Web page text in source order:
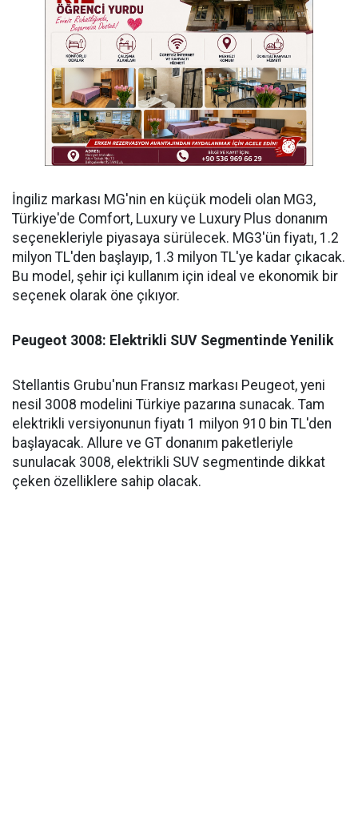
İngiliz markası MG'nin en küçük modeli olan MG3,
Türkiye'de Comfort, Luxury ve Luxury Plus donanım
seçenekleriyle piyasaya sürülecek. MG3'ün fiyatı, 1.2
milyon TL'den başlayıp, 1.3 milyon TL'ye kadar çıkacak.
Bu model, şehir içi kullanım için ideal ve ekonomik bir
seçenek olarak öne çıkıyor.
Peugeot 3008: Elektrikli SUV Segmentinde Yenilik
Stellantis Grubu'nun Fransız markası Peugeot, yeni
nesil 3008 modelini Türkiye pazarına sunacak. Tam
elektrikli versiyonunun fiyatı 1 milyon 910 bin TL'den
başlayacak. Allure ve GT donanım paketleriyle
sunulacak 3008, elektrikli SUV segmentinde dikkat
çeken özelliklere sahip olacak.